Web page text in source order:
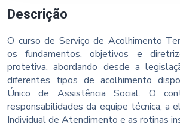
Descrição
O curso de Serviço de Acolhimento
os fundamentos, objetivos e
protetiva, abordando desde a
diferentes tipos de acolhimento
Único de Assistência Social. O
responsabilidades da equipe técnica, a
Individual de Atendimento e as rotinas